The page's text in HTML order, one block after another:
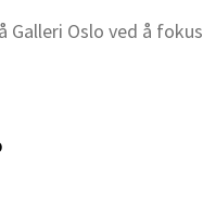
Oslo ved å